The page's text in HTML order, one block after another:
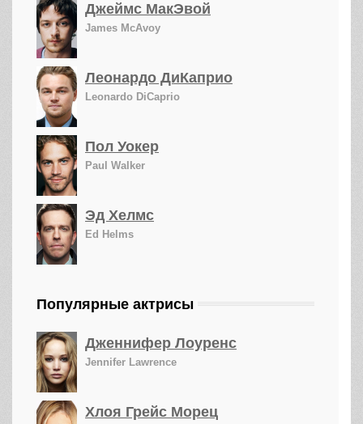
Джеймс МакЭвой
James McAvoy
Леонардо ДиКаприо
Leonardo DiCaprio
Пол Уокер
Paul Walker
Эд Хелмс
Ed Helms
Популярные актрисы
Дженнифер Лоуренс
Jennifer Lawrence
Хлоя Грейс Морец